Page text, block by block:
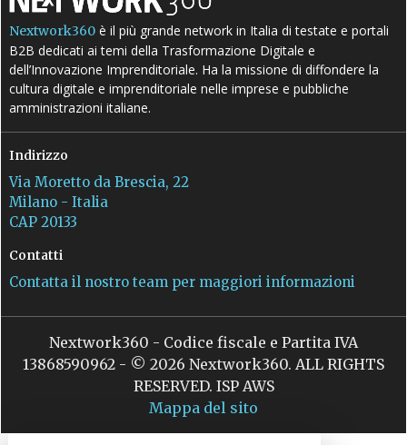
Nextwork360 è il più grande network in Italia di testate e portali
B2B dedicati ai temi della Trasformazione Digitale e
dell’Innovazione Imprenditoriale. Ha la missione di diffondere la
cultura digitale e imprenditoriale nelle imprese e pubbliche
amministrazioni italiane.
Indirizzo
Via Moretto da Brescia, 22
Milano - Italia
CAP 20133
Contatti
Contatta il nostro team per maggiori informazioni
Nextwork360 - Codice fiscale e Partita IVA
13868590962 - © 2026 Nextwork360. ALL RIGHTS
RESERVED. ISP AWS
Mappa del sito